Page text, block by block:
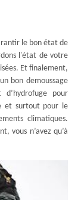
le bon état de
l'état de votre
Et finalement,
bon demoussage
pour
et surtout pour le
climatiques.
vous n’avez qu’à